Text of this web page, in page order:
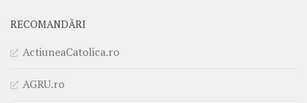
RECOMANDĂRI
ActiuneaCatolica.ro
AGRU.ro